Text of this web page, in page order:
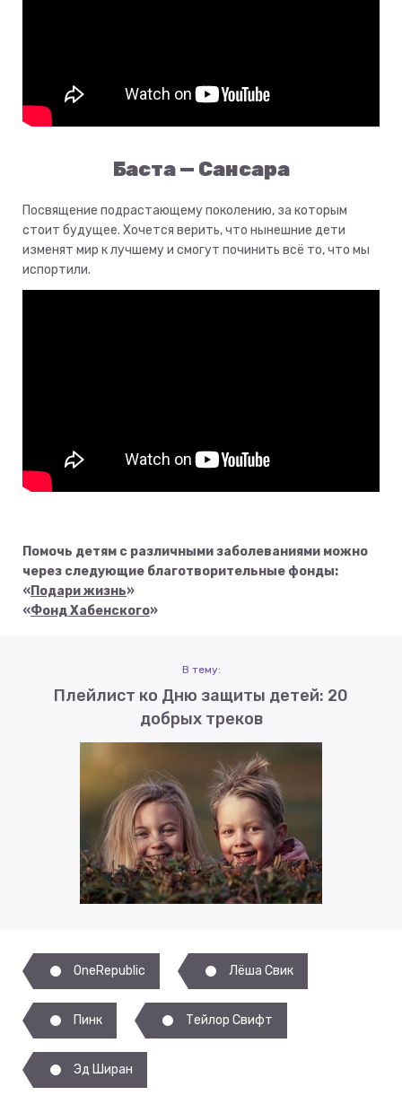
Баста — Сансара
Посвящение подрастающему поколению, за которым
стоит будущее. Хочется верить, что нынешние дети
изменят мир к лучшему и смогут починить всё то, что мы
испортили.
Помочь детям с различными заболеваниями можно
через следующие благотворительные фонды:
«Подари жизнь»
«Фонд Хабенского»
В тему:
Плейлист ко Дню защиты детей: 20
добрых треков
OneRepublic Лёша Свик
Пинк Тейлор Свифт
Эд Ширан